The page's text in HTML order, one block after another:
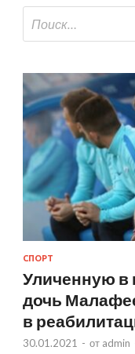
СПОРТ
Уличенную в
дочь
в
30.01.2021 - от admin